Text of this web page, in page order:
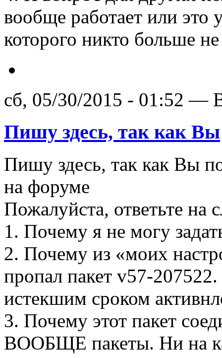
вообще работает или это
которого никто больше
сб, 05/30/2015 - 01:52 —
Пишу здесь, так как Вы
Пишу здесь, так как Вы
на форуме
Пожалуйста, ответьте
1. Почему я не могу
2. Почему из «моих
пропал пакет v57-207522.
истекшим сроком
3. Почему этот пакет
ВООБЩЕ пакеты. Ни на